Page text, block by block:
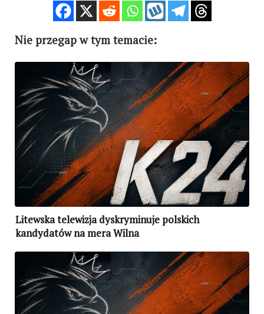
Nie przegap w tym temacie:
Litewska telewizja dyskryminuje polskich
kandydatów na mera Wilna